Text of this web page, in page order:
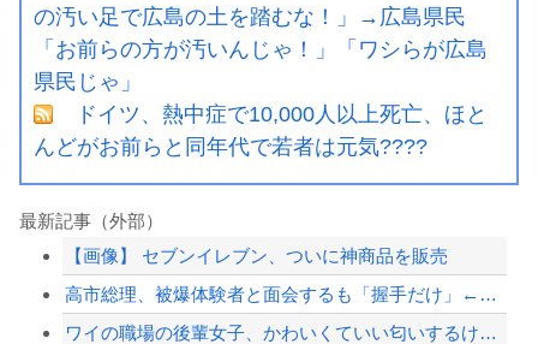
の汚い足で広島の土を踏むな！」→広島県民
「お前らの方が汚いんじゃ！」「ワシらが広島
県民じゃ」
ドイツ、熱中症で10,000人以上死亡、ほと
んどがお前らと同年代で若者は元気????
最新記事（外部）
【画像】 セブンイレブン、ついに神商品を販売
高市総理、被爆体験者と面会するも「握手だけ」←何のために会うんだよ…
ワイの職場の後輩女子、かわいくていい匂いするけどマジでとんでもなく無能